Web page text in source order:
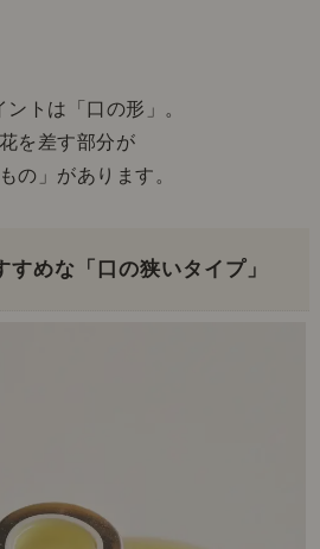
トは「口の形」。
を差す部分が
の」があります。
すめな「口の狭いタイプ」